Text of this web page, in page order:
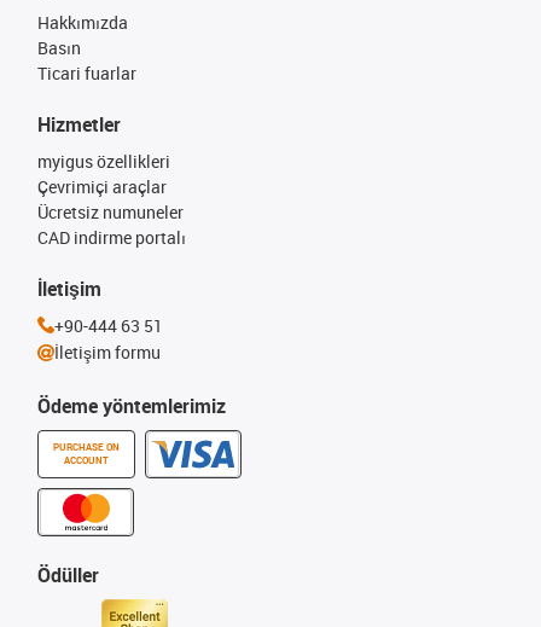
Hakkımızda
Basın
Ticari fuarlar
Ödeme yöntemlerimiz
PURCHASE ON
ACCOUNT
Hizmetler
myigus özellikleri
Çevrimiçi araçlar
Ücretsiz numuneler
CAD indirme portalı
Ödüller
İletişim
+90-444 63 51
İletişim formu